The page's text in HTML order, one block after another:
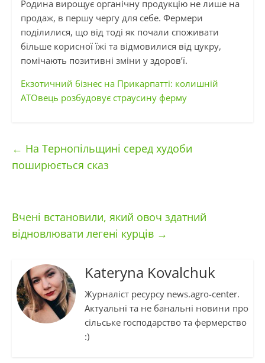
Родина вирощує органічну продукцію не лише на
продаж, в першу чергу для себе. Фермери
поділилися, що від тоді як почали споживати
більше корисної їжі та відмовилися від цукру,
помічають позитивні зміни у здоров’ї.
Екзотичний бізнес на Прикарпатті: колишній
АТОвець розбудовує страусину ферму
← На Тернопільщині серед худоби
поширюється сказ
Вчені встановили, який овоч здатний
відновлювати легені курців →
Kateryna Kovalchuk
Журналіст ресурсу news.agro-center.
Актуальні та не банальні новини про
сільське господарство та фермерство
:)